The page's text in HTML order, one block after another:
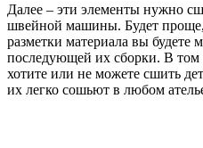
Далее – эти элементы нужно
швейной машины. Будет
разметки материала вы будете
последующей их сборки. В том
хотите или не можете сшить
их легко сошьют в любом